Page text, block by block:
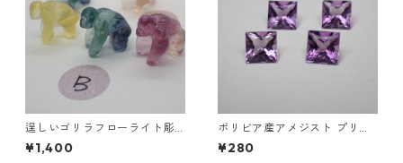
逞しいゴリラフローライト彫
刻 置物 3.5g前後 高さ15mm前
後
¥1,400
ボリビア産アメジスト プリン
セスカットルース 0.25ct前後
4mm前後
¥280